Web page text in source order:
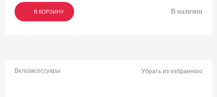
В КОРЗИНУ
В КОРЗИНУ
В КОРЗИНУ В наличии
Велоаксессуары Убрать из избранного